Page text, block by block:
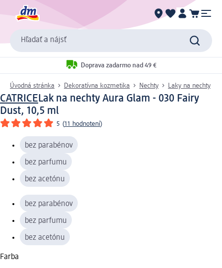
Hľadať a nájsť
Doprava zadarmo nad 49 €
Úvodná stránka Dekoratívna kozmetika Nechty Laky na nechty
CATRICELak na nechty Aura Glam - 030 Fairy
Dust, 10,5 ml
5 (11 hodnotení)
bez parabénov
bez parfumu
bez acetónu
bez parabénov
bez parfumu
bez acetónu
Farba